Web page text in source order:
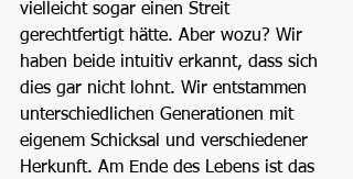
vielleicht sogar einen Streit
gerechtfertigt hätte. Aber wozu? Wir
haben beide intuitiv erkannt, dass sich
dies gar nicht lohnt. Wir entstammen
unterschiedlichen Generationen mit
eigenem Schicksal und verschiedener
Herkunft. Am Ende des Lebens ist das